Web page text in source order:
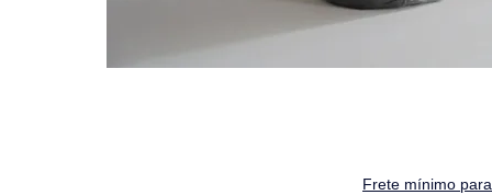
Frete mínimo